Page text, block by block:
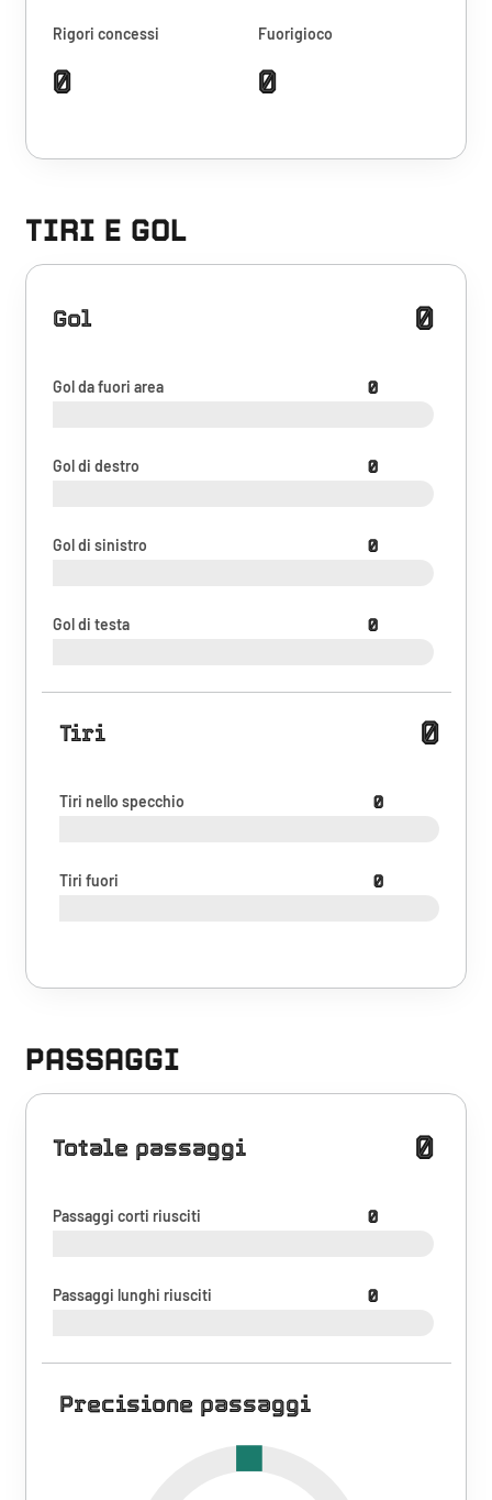
Rigori concessi
0
Fuorigioco
0
TIRI E GOL
Gol 0
Gol da fuori area 0
Gol di destro 0
Gol di sinistro 0
Gol di testa 0
Tiri 0
Tiri nello specchio 0
Tiri fuori 0
PASSAGGI
Totale passaggi 0
Passaggi corti riusciti 0
Passaggi lunghi riusciti 0
Precisione passaggi